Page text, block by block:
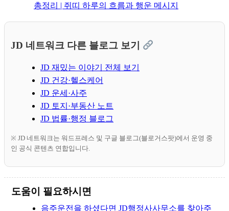
총정리 | 쥐띠 하루의 흐름과 행운 메시지
JD 네트워크 다른 블로그 보기
JD 재밌는 이야기 전체 보기
JD 건강·헬스케어
JD 운세·사주
JD 토지·부동산 노트
JD 법률·행정 블로그
※ JD 네트워크는 워드프레스 및 구글 블로그(블로거스팟)에서 운영 중
인 공식 콘텐츠 연합입니다.
도움이 필요하시면
음주운전을 하셨다면 JD행정사사무소를 찾아주